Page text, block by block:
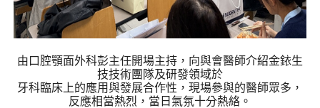
由口腔顎面外科彭主任開場主持，向與會醫師介紹金銥生
技技術團隊及研發領域於
牙科臨床上的應用與發展合作性，現場參與的醫師眾多，
反應相當熱烈，當日氣氛十分熱絡。